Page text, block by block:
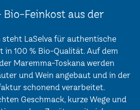
Bio-Feinkost aus der
steht LaSelva für authentische
in 100 % Bio-Qualität. Auf dem
Maremma-Toskana werden
und Wein angebaut und in der
schonend verarbeitet.
Geschmack, kurze Wege und